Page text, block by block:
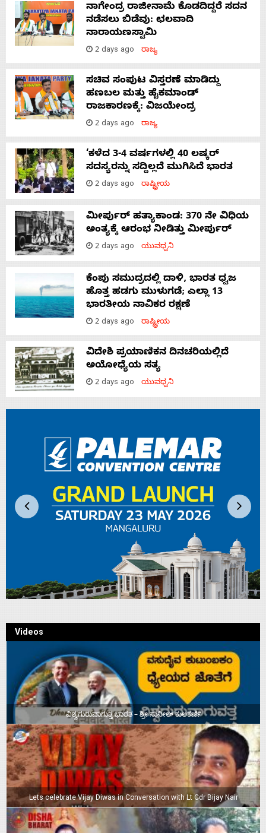
ನಾಗೇಂದ್ರ ರಾಜೀನಾಮೆ ಕೊಡದಿದ್ದರೆ ಸದನ
ನಡೆಸಲು ಬಿಡೆವು: ಛಲವಾದಿ
ನಾರಾಯಣಸ್ವಾಮಿ
2 days ago ರಾಜ್ಯ
ಸಚಿವ ಸಂಪುಟ ವಿಸ್ತರಣೆ ಮಾಡಿದ್ದು
ಹಣಬಲ ಮತ್ತು ಹೈಕಮಾಂಡ್
ರಾಜಕಾರಣಕ್ಕೆ: ವಿಜಯೇಂದ್ರ
2 days ago ರಾಜ್ಯ
‘ಕಳೆದ 3-4 ವರ್ಷಗಳಲ್ಲಿ 40 ಲಷ್ಕರ್
ಸದಸ್ಯರನ್ನು ಸದ್ದಿಲ್ಲದೆ ಮುಗಿಸಿದೆ ಭಾರತ
2 days ago ರಾಷ್ಟ್ರೀಯ
ಮೀರ್ಪುರ್ ಹತ್ಯಾಕಾಂಡ: 370 ನೇ ವಿಧಿಯ
ಅಂತ್ಯಕ್ಕೆ ಆರಂಭ ನೀಡಿತ್ತು ಮೀರ್ಪುರ್
2 days ago ಯುವಧ್ವನಿ
ಕೆಂಪು ಸಮುದ್ರದಲ್ಲಿ ದಾಳಿ, ಭಾರತ ಧ್ವಜ
ಹೊತ್ತ ಹಡಗು ಮುಳುಗಡೆ; ಎಲ್ಲಾ 13
ಭಾರತೀಯ ನಾವಿಕರ ರಕ್ಷಣೆ
2 days ago ರಾಷ್ಟ್ರೀಯ
ವಿದೇಶಿ ಪ್ರಯಾಣಿಕನ ದಿನಚರಿಯಲ್ಲಿದೆ
ಅಯೋಧ್ಯೆಯ ಸತ್ಯ
2 days ago ಯುವಧ್ವನಿ
Videos
ವಿಶ್ವಗುರುವಾಗುತ್ತ ಭಾರತ – ಶ್ರೀ ಸುನೀಲ್‌ ಕುಲಕರ್ಣಿ
Lets celebrate Vijay Diwas in Conversation with Lt Cdr Bijay Nair